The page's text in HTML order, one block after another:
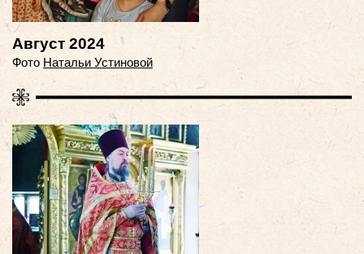
Август 2024
Фото Натальи Устиновой